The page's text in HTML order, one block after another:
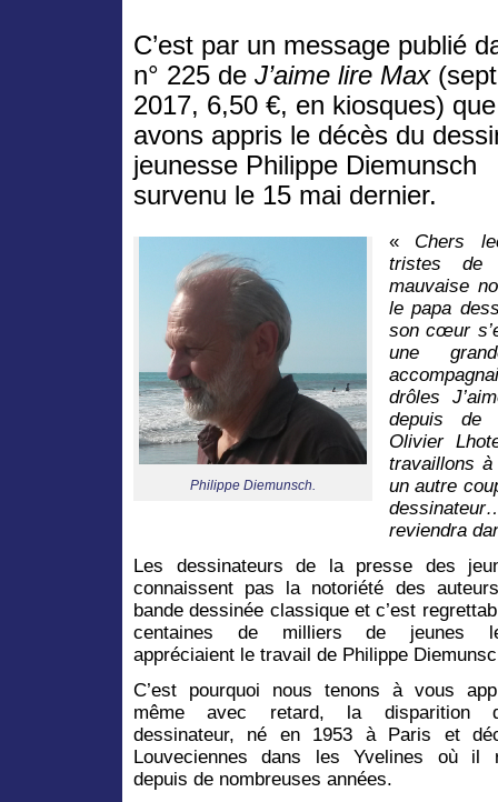
C’est par un message publié
n° 225 de J’aime lire Max
2017, 6,50 €, en kiosques)
avons appris le décès du
jeunesse Philippe Diemunsch
survenu le 15 mai dernier.
Philippe Diemunsch.
« Chers
tristes de
mauvaise
le papa
son cœur
une
drôles
depuis de
Olivier
travaillons
un autre
reviendra
Les dessinateurs de la presse des
connaissent pas la notoriété des
bande dessinée classique et c’est
centaines de milliers de jeunes
appréciaient le travail de Philippe
C’est pourquoi nous tenons à vous
même avec retard, la disparition
dessinateur, né en 1953 à Paris et
Louveciennes dans les Yvelines où il
depuis de nombreuses années.